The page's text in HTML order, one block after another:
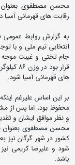
رقابت های قهرمانی
به گزارش روابط عمومی
انتخابی تیم ملی و با
جام تختی و غیبت موجه
قرار
های قهرمانی آسیا شود.
بر این اساس علیرغم
محفوظ بود، اما پس از
و نظر موافق ایشان و
محسن مصطفوی بعنوان
کشور در شهر گرگان نیز
شود و علیرضا کریمی
باشد.